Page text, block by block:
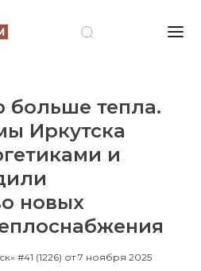
больше тепла.
Иркутска
и
новых
#41 (1226) от 7 ноября 2025